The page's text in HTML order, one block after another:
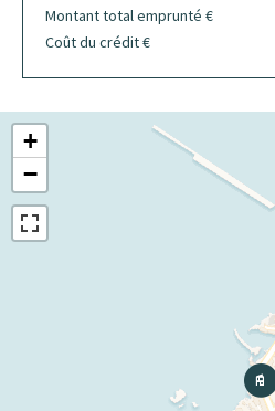
Montant total emprunté €
Coût du crédit€
+
−